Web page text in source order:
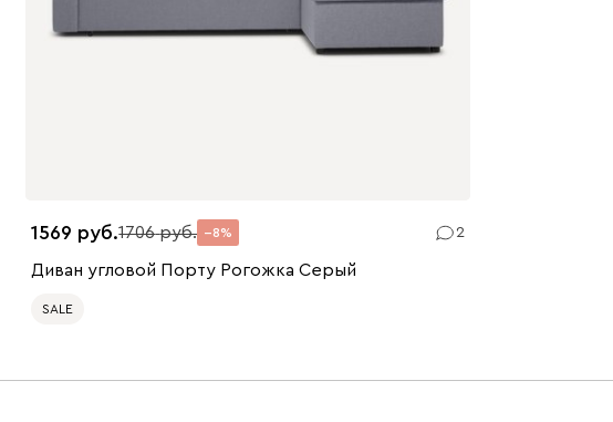
1569 1706 8 2
Диван угловой Порту Рогожка Серый
SALE